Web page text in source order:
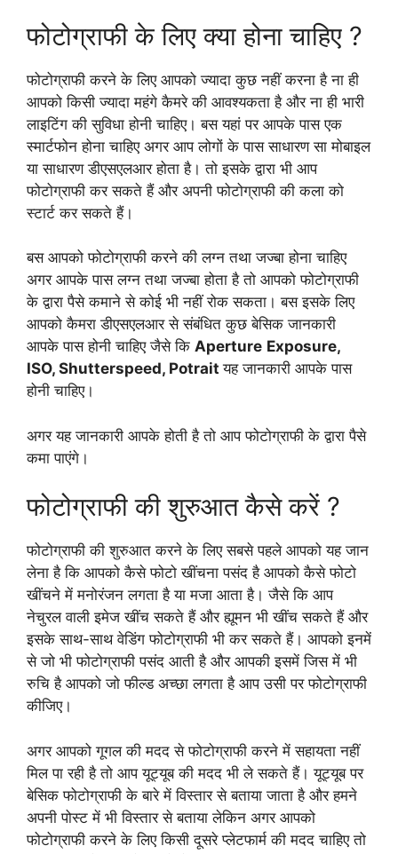
फोटोग्राफी के लिए क्या होना चाहिए ?
फोटोग्राफी करने के लिए आपको ज्यादा कुछ नहीं करना है ना ही
आपको किसी ज्यादा महंगे कैमरे की आवश्यकता है और ना ही भारी
लाइटिंग की सुविधा होनी चाहिए। बस यहां पर आपके पास एक
स्मार्टफोन होना चाहिए अगर आप लोगों के पास साधारण सा मोबाइल
या साधारण डीएसएलआर होता है। तो इसके द्वारा भी आप
फोटोग्राफी कर सकते हैं और अपनी फोटोग्राफी की कला को
स्टार्ट कर सकते हैं।
बस आपको फोटोग्राफी करने की लग्न तथा जज्बा होना चाहिए
अगर आपके पास लग्न तथा जज्बा होता है तो आपको फोटोग्राफी
के द्वारा पैसे कमाने से कोई भी नहीं रोक सकता। बस इसके लिए
आपको कैमरा डीएसएलआर से संबंधित कुछ बेसिक जानकारी
आपके पास होनी चाहिए जैसे कि Aperture Exposure,
ISO, Shutterspeed, Potraitयह जानकारी आपके पास
होनी चाहिए।
अगर यह जानकारी आपके होती है तो आप फोटोग्राफी के द्वारा पैसे
कमा पाएंगे।
फोटोग्राफी की शुरुआत कैसे करें ?
फोटोग्राफी की शुरुआत करने के लिए सबसे पहले आपको यह जान
लेना है कि आपको कैसे फोटो खींचना पसंद है आपको कैसे फोटो
खींचने में मनोरंजन लगता है या मजा आता है। जैसे कि आप
नेचुरल वाली इमेज खींच सकते हैं और ह्यूमन भी खींच सकते हैं और
इसके साथ-साथ वेडिंग फोटोग्राफी भी कर सकते हैं। आपको इनमें
से जो भी फोटोग्राफी पसंद आती है और आपकी इसमें जिस में भी
रुचि है आपको जो फील्ड अच्छा लगता है आप उसी पर फोटोग्राफी
कीजिए।
अगर आपको गूगल की मदद से फोटोग्राफी करने में सहायता नहीं
मिल पा रही है तो आप यूट्यूब की मदद भी ले सकते हैं। यूट्यूब पर
बेसिक फोटोग्राफी के बारे में विस्तार से बताया जाता है और हमने
अपनी पोस्ट में भी विस्तार से बताया लेकिन अगर आपको
फोटोग्राफी करने के लिए किसी दूसरे प्लेटफार्म की मदद चाहिए तो